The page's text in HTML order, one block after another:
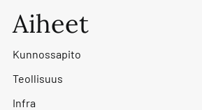
Aiheet
Kunnossapito
Teollisuus
Infra